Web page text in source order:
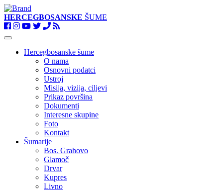
HERCEGBOSANSKE ŠUME
Toggle
navigationHercegbosanske šume
O nama
Osnovni podatci
Ustroj
Misija, vizija, ciljevi
Prikaz površina
Dokumenti
Interesne skupine
Foto
Kontakt
Šumarije
Bos. Grahovo
Glamoč
Drvar
Kupres
Livno